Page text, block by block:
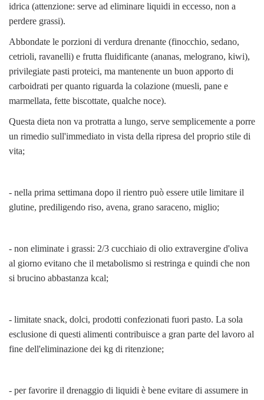
idrica (attenzione: serve ad eliminare liquidi in eccesso, non a
perdere grassi).
Abbondate le porzioni di verdura drenante (finocchio, sedano,
cetrioli, ravanelli) e frutta fluidificante (ananas, melograno, kiwi),
privilegiate pasti proteici, ma mantenente un buon apporto di
carboidrati per quanto riguarda la colazione (muesli, pane e
marmellata, fette biscottate, qualche noce).
Questa dieta non va protratta a lungo, serve semplicemente a porre
un rimedio sull'immediato in vista della ripresa del proprio stile di
vita;
- nella prima settimana dopo il rientro può essere utile limitare il
glutine, prediligendo riso, avena, grano saraceno, miglio;
- non eliminate i grassi: 2/3 cucchiaio di olio extravergine d'oliva
al giorno evitano che il metabolismo si restringa e quindi che non
si brucino abbastanza kcal;
- limitate snack, dolci, prodotti confezionati fuori pasto. La sola
esclusione di questi alimenti contribuisce a gran parte del lavoro al
fine dell'eliminazione dei kg di ritenzione;
- per favorire il drenaggio di liquidi è bene evitare di assumere in